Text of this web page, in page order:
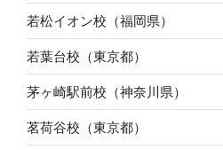
若松イオン校（福岡県）
若葉台校（東京都）
茅ヶ崎駅前校（神奈川県）
茗荷谷校（東京都）